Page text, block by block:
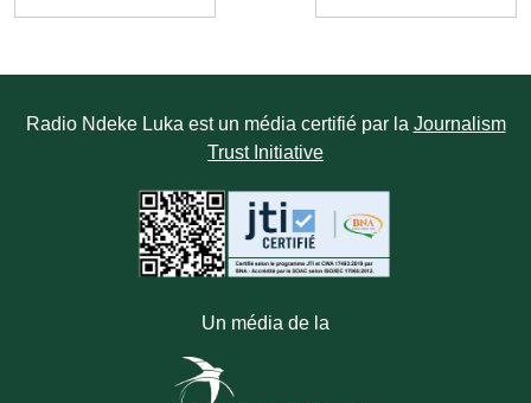
Radio Ndeke Luka est un média certifié par la Journalism
Trust Initiative
Un média de la